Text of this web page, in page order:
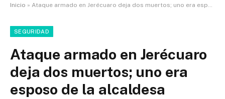
Inicio » Ataque armado en Jerécuaro deja dos muertos; uno era esposo de la alcaldesa
SEGURIDAD
Ataque armado en Jerécuaro
deja dos muertos; uno era
esposo de la alcaldesa